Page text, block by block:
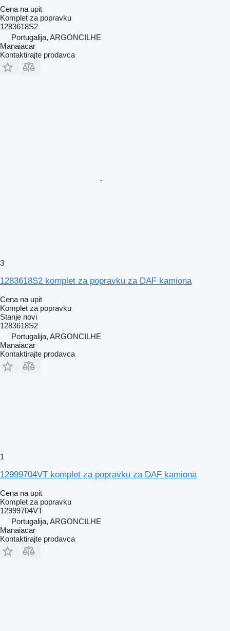
Cena na upit
Komplet za popravku
1283618S2
Portugalija, ARGONCILHE
Manaiacar
Kontaktirajte prodavca
3
1283618S2 komplet za popravku za DAF kamiona
Cena na upit
Komplet za popravku
Stanje novi
1283618S2
Portugalija, ARGONCILHE
Manaiacar
Kontaktirajte prodavca
1
12999704VT komplet za popravku za DAF kamiona
Cena na upit
Komplet za popravku
12999704VT
Portugalija, ARGONCILHE
Manaiacar
Kontaktirajte prodavca